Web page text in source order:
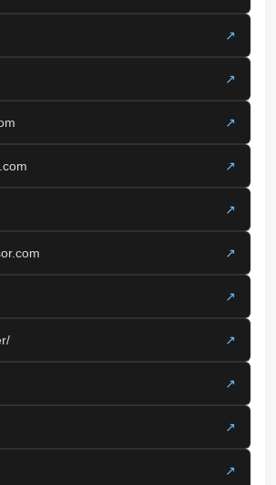
↗
↗
↗
↗
↗
↗
↗
↗
↗
↗
↗